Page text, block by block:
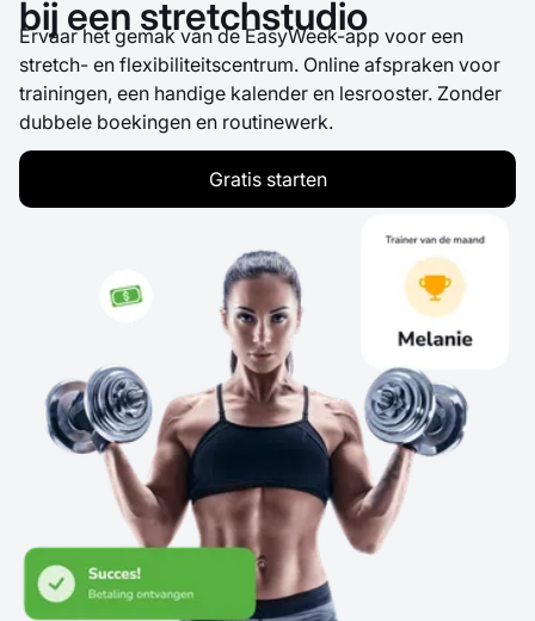
bij een stretchstudio
Ervaar het gemak van de EasyWeek-app voor een
stretch- en flexibiliteitscentrum. Online afspraken voor
trainingen, een handige kalender en lesrooster. Zonder
dubbele boekingen en routinewerk.
Gratis starten